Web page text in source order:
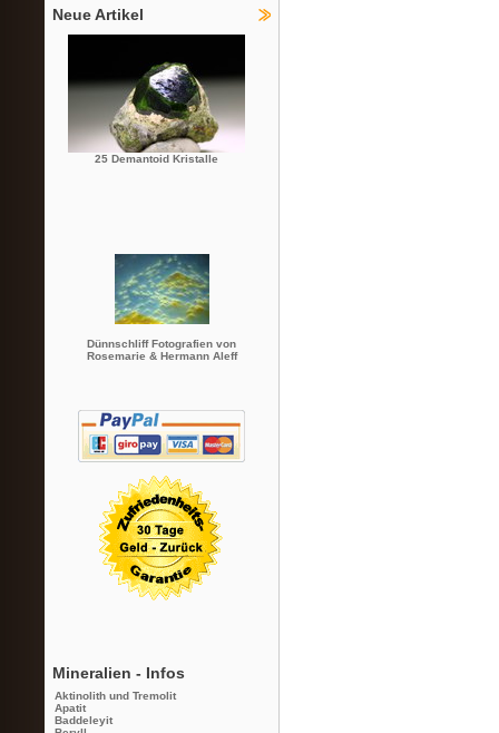
Neue Artikel
25 Demantoid Kristalle
Dünnschliff Fotografien von
Rosemarie & Hermann Aleff
Mineralien - Infos
Aktinolith und Tremolit
Apatit
Baddeleyit